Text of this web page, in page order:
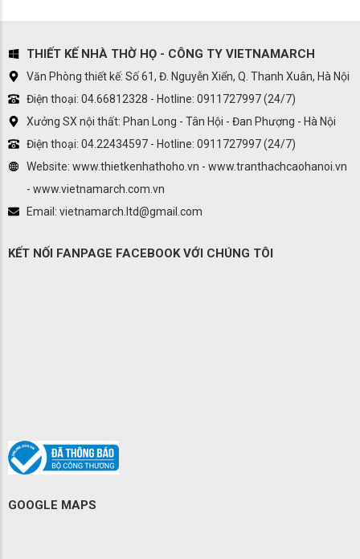
THIẾT KẾ NHÀ THỜ HỌ - CÔNG TY VIETNAMARCH
Văn Phòng thiết kế: Số 61, Đ. Nguyễn Xiển, Q. Thanh Xuân, Hà Nội
Điện thoại: 04.66812328 - Hotline: 0911727997 (24/7)
Xưởng SX nội thất: Phan Long - Tân Hội - Đan Phượng - Hà Nội
Điện thoại: 04.22434597 - Hotline: 0911727997 (24/7)
Website: www.thietkenhathoho.vn - www.tranthachcaohanoi.vn
- www.vietnamarch.com.vn
Email: vietnamarch.ltd@gmail.com
KẾT NỐI FANPAGE FACEBOOK VỚI CHÚNG TÔI
GOOGLE MAPS